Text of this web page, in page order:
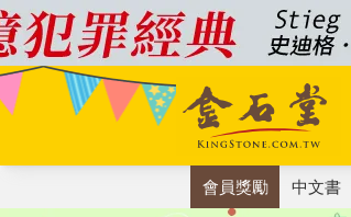
會員獎勵 中文書